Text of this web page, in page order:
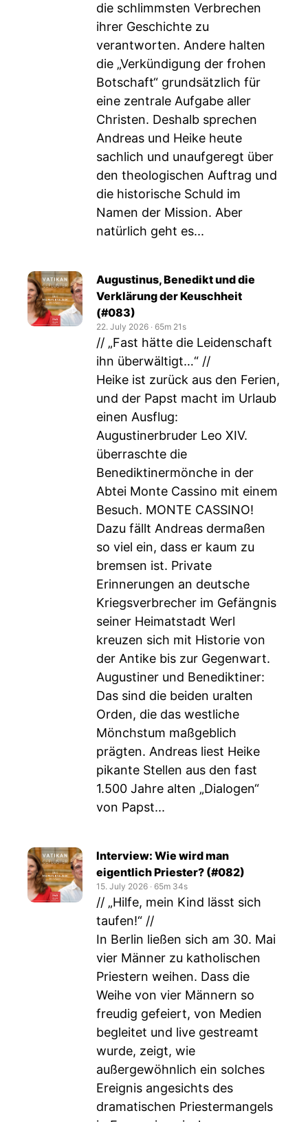
die schlimmsten Verbrechen
ihrer Geschichte zu
verantworten. Andere halten
die „Verkündigung der frohen
Botschaft“ grundsätzlich für
eine zentrale Aufgabe aller
Christen. Deshalb sprechen
Andreas und Heike heute
sachlich und unaufgeregt über
den theologischen Auftrag und
die historische Schuld im
Namen der Mission. Aber
natürlich geht es...
Augustinus, Benedikt und die
Verklärung der Keuschheit
(#083)
22. July 2026 ‧ 65m 21s
// „Fast hätte die Leidenschaft
ihn überwältigt…“ //
Heike ist zurück aus den Ferien,
und der Papst macht im Urlaub
einen Ausflug:
Augustinerbruder Leo XIV.
überraschte die
Benediktinermönche in der
Abtei Monte Cassino mit einem
Besuch. MONTE CASSINO!
Dazu fällt Andreas dermaßen
so viel ein, dass er kaum zu
bremsen ist. Private
Erinnerungen an deutsche
Kriegsverbrecher im Gefängnis
seiner Heimatstadt Werl
kreuzen sich mit Historie von
der Antike bis zur Gegenwart.
Augustiner und Benediktiner:
Das sind die beiden uralten
Orden, die das westliche
Mönchstum maßgeblich
prägten. Andreas liest Heike
pikante Stellen aus den fast
1.500 Jahre alten „Dialogen“
von Papst...
Interview: Wie wird man
eigentlich Priester? (#082)
15. July 2026 ‧ 65m 34s
// „Hilfe, mein Kind lässt sich
taufen!“ //
In Berlin ließen sich am 30. Mai
vier Männer zu katholischen
Priestern weihen. Dass die
Weihe von vier Männern so
freudig gefeiert, von Medien
begleitet und live gestreamt
wurde, zeigt, wie
außergewöhnlich ein solches
Ereignis angesichts des
dramatischen Priestermangels